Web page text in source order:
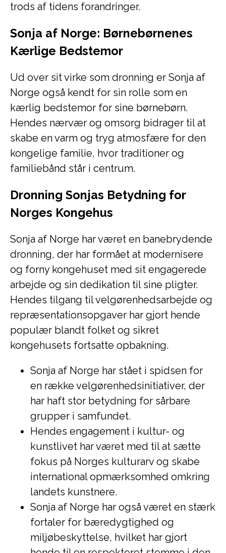
trods af tidens forandringer.
Sonja af Norge: Børnebørnenes
Kærlige Bedstemor
Ud over sit virke som dronning er Sonja af
Norge også kendt for sin rolle som en
kærlig bedstemor for sine børnebørn.
Hendes nærvær og omsorg bidrager til at
skabe en varm og tryg atmosfære for den
kongelige familie, hvor traditioner og
familiebånd står i centrum.
Dronning Sonjas Betydning for
Norges Kongehus
Sonja af Norge har været en banebrydende
dronning, der har formået at modernisere
og forny kongehuset med sit engagerede
arbejde og sin dedikation til sine pligter.
Hendes tilgang til velgørenhedsarbejde og
repræsentationsopgaver har gjort hende
populær blandt folket og sikret
kongehusets fortsatte opbakning.
Sonja af Norge har stået i spidsen for
en række velgørenhedsinitiativer, der
har haft stor betydning for sårbare
grupper i samfundet.
Hendes engagement i kultur- og
kunstlivet har været med til at sætte
fokus på Norges kulturarv og skabe
international opmærksomhed omkring
landets kunstnere.
Sonja af Norge har også været en stærk
fortaler for bæredygtighed og
miljøbeskyttelse, hvilket har gjort